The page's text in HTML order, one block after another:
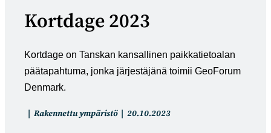
Kortdage 2023
Kortdage on Tanskan kansallinen paikkatietoalan
päätapahtuma, jonka järjestäjänä toimii GeoForum
Denmark.
Artikkelin
Rakennettu ympäristö
Artikkeli
20.10.2023